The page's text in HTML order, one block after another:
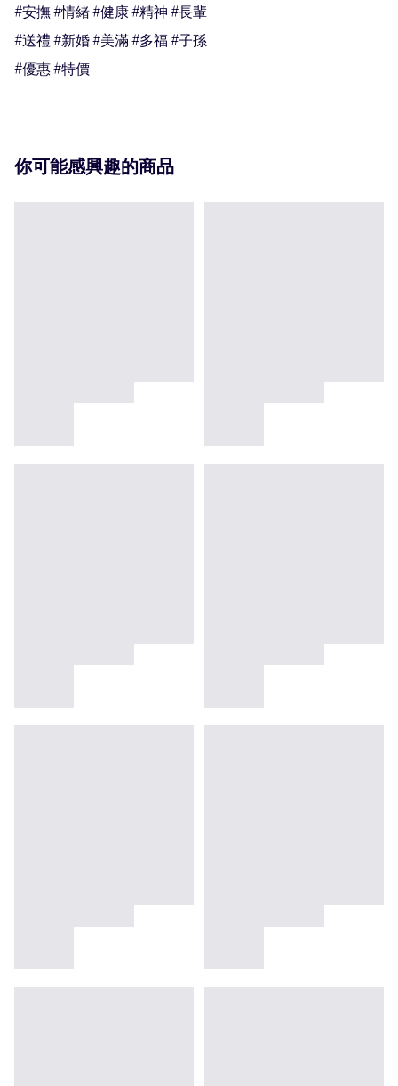
#安撫 #情緒 #健康 #精神 #長輩
#送禮 #新婚 #美滿 #多福 #子孫
#優惠 #特價
你可能感興趣的商品